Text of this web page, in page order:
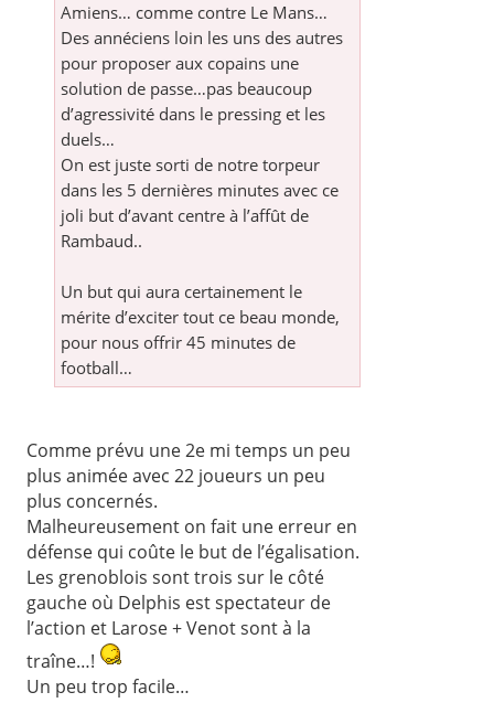
Amiens… comme contre Le Mans…
Des annéciens loin les uns des autres
pour proposer aux copains une
solution de passe…pas beaucoup
d’agressivité dans le pressing et les
duels…
On est juste sorti de notre torpeur
dans les 5 dernières minutes avec ce
joli but d’avant centre à l’affût de
Rambaud..
Un but qui aura certainement le
mérite d’exciter tout ce beau monde,
pour nous offrir 45 minutes de
football…
Comme prévu une 2e mi temps un peu
plus animée avec 22 joueurs un peu
plus concernés.
Malheureusement on fait une erreur en
défense qui coûte le but de l’égalisation.
Les grenoblois sont trois sur le côté
gauche où Delphis est spectateur de
l’action et Larose + Venot sont à la
traîne…!
Un peu trop facile…